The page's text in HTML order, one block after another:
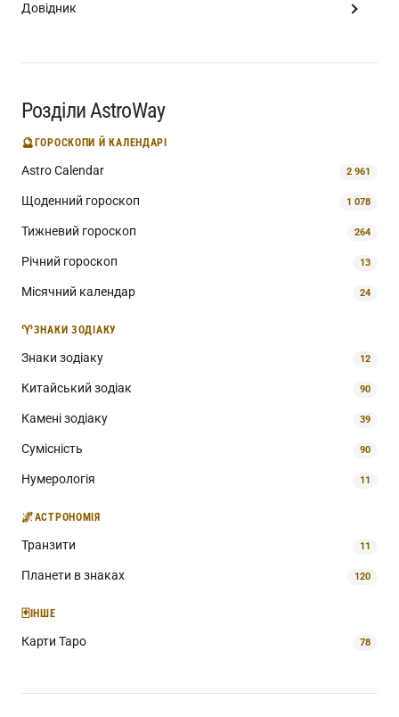
Довідник
Розділи AstroWay
🔮ГОРОСКОПИ Й КАЛЕНДАРІ
Astro Calendar 2 961
Щоденний гороскоп 1 078
Тижневий гороскоп 264
Річний гороскоп 13
Місячний календар 24
♈ЗНАКИ ЗОДІАКУ
Знаки зодіаку 12
Китайський зодіак 90
Камені зодіаку 39
Сумісність 90
Нумерологія 11
🌌АСТРОНОМІЯ
Транзити 11
Планети в знаках 120
🃏ІНШЕ
Карти Таро 78